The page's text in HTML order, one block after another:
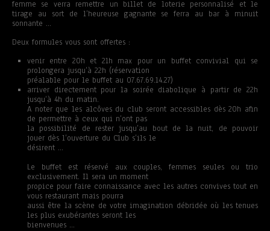
femme se verra remettre un billet de loterie personnalisé et le
tirage au sort de l’heureuse gagnante se ferra au bar à minuit
sonnante …
Deux formules vous sont offertes :
venir entre 20h et 21h max pour un buffet convivial qui se
prolongera jusqu’à 22h (réservation
préalable pour le buffet au 07.67.69.14.27)
arriver directement pour la soirée diabolique à partir de 22h
jusqu’à 4h du matin.
A noter que les alcôves du club seront accessibles dès 20h afin
de permettre à ceux qui n’ont pas
la possibilité de rester jusqu’au bout de la nuit, de pouvoir
jouer dès l’ouverture du Club s’ils le
désirent …
Le buffet est réservé aux couples, femmes seules ou trio
exclusivement. Il sera un moment
propice pour faire connaissance avec les autres convives tout en
vous restaurant mais pourra
aussi être la scène de votre imagination débridée où les tenues
les plus exubérantes seront les
bienvenues …